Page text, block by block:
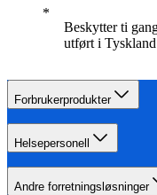
Beskytter ti
utført i
Forbrukerprodukter
Helsepersonell
Andre forretningsløsninger